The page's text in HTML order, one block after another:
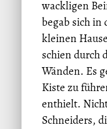
wackligen
begab sich in
kleinen
schien durch
Wänden. Es
Kiste zu
enthielt.
Schneiders,